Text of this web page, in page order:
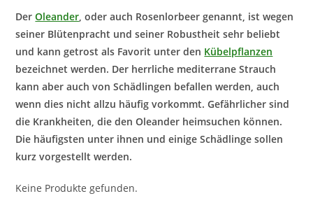
DerOleander, oder auch Rosenlorbeer genannt, ist wegen
seiner Blütenpracht und seiner Robustheit sehr beliebt
und kann getrost als Favorit unter den Kübelpflanzen
bezeichnet werden. Der herrliche mediterrane Strauch
kann aber auch von Schädlingen befallen werden, auch
wenn dies nicht allzu häufig vorkommt. Gefährlicher sind
die Krankheiten, die den Oleander heimsuchen können.
Die häufigsten unter ihnen und einige Schädlinge sollen
kurz vorgestellt werden.
Keine Produkte gefunden.